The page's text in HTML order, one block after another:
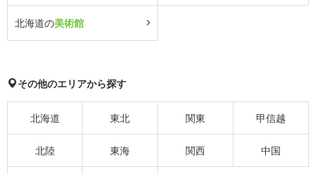
北海道の美術館
その他のエリアから探す
北海道 東北 関東 甲信越
北陸 東海 関西 中国